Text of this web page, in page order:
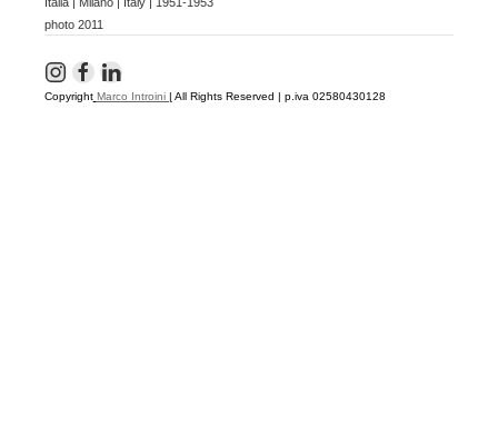
photo 2011
Copyright Marco Introini | All Rights Reserved | p.iva 02580430128